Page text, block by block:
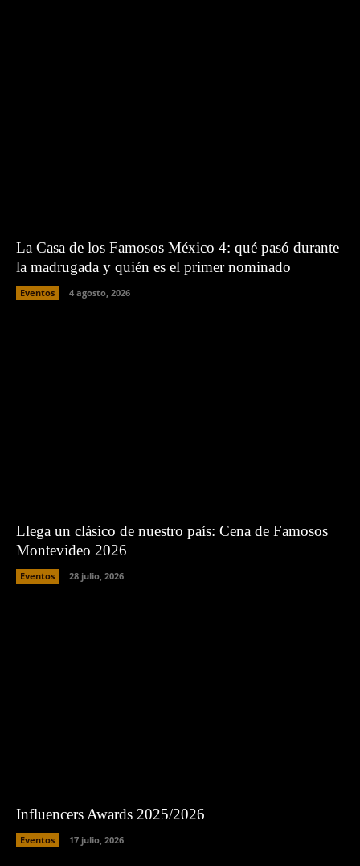
La Casa de los Famosos México 4: qué pasó durante
la madrugada y quién es el primer nominado
Eventos 4 agosto, 2026
Llega un clásico de nuestro país: Cena de Famosos
Montevideo 2026
Eventos 28 julio, 2026
Influencers Awards 2025/2026
Eventos 17 julio, 2026